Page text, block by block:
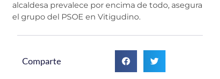
alcaldesa prevalece por encima de todo, asegura
el grupo del PSOE en Vitigudino.
Comparte